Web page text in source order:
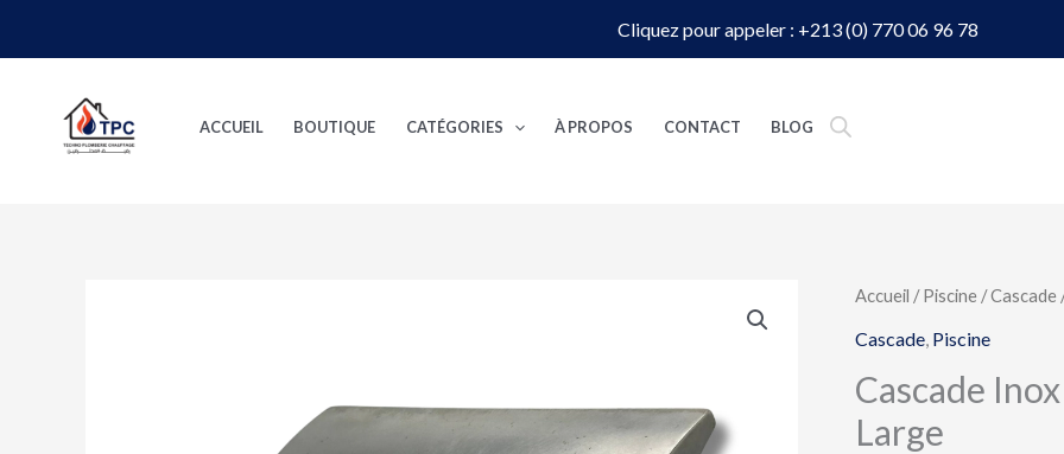
Cliquez pour appeler : +213 (0) 770 06 96 78
ACCUEIL BOUTIQUE CATÉGORIES À PROPOS CONTACT BLOG
Accueil /Piscine /Cascade
Cascade Piscine
Cascade
Large
quantité
de
Inox
Courbe